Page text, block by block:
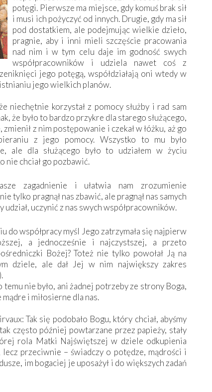
potęgi. Pierwsze ma miejsce, gdy komuś brak sił
i musi ich pożyczyć od innych. Drugie, gdy ma sił
pod dostatkiem, ale podejmując wielkie dzieło,
pragnie, aby i inni mieli szczęście pracowania
nad nim i w tym celu daje im godność swych
współpracowników i udziela nawet coś z
jego potęgą, współdziałają oni wtedy w
jego wielkich planów.
niechętnie korzystał z pomocy służby i rad sam
że było to bardzo przykre dla starego służącego,
z nim postępowanie i czekał w łóżku, aż go
z jego pomocy. Wszystko to mu było
ale dla służącego było to udziałem w życiu
nie chciał go pozbawić.
zagadnienie i ułatwia nam zrozumienie
tylko pragnął nas zbawić, ale pragnął nas samych
udział, uczynić z nas swych współpracowników.
do współpracy myśl Jego zatrzymała się najpierw
a jednocześnie i najczystszej, a przeto
Bożej? Toteż nie tylko powołał Ją na
dziele, ale dał Jej w nim największy zakres
nie było, ani żadnej potrzeby ze strony Boga,
i miłosierne dla nas.
Tak się podobało Bogu, który chciał, abyśmy
często później powtarzane przez papieży, stały
rola Matki Najświętszej w dziele odkupienia
przeciwnie – świadczy o potędze, mądrości i
im bogaciej je uposażył i do większych zadań